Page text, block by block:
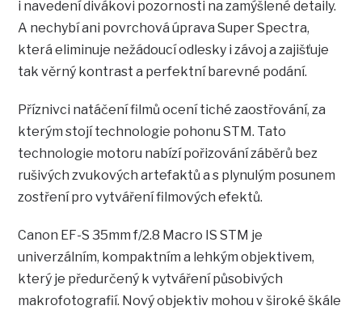
i navedení divákovi pozornosti na zamýšlené detaily.
A nechybí ani povrchová úprava Super Spectra,
která eliminuje nežádoucí odlesky i závoj a zajišťuje
tak věrný kontrast a perfektní barevné podání.
Příznivci natáčení filmů ocení tiché zaostřování, za
kterým stojí technologie pohonu STM. Tato
technologie motoru nabízí pořizování záběrů bez
rušivých zvukových artefaktů a s plynulým posunem
zostření pro vytváření filmových efektů.
Canon EF-S 35mm f/2.8 Macro IS STM je
univerzálním, kompaktním a lehkým objektivem,
který je předurčený k vytváření působivých
makrofotografií. Nový objektiv mohou v široké škále